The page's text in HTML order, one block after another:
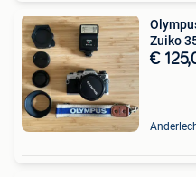
Zuiko
€